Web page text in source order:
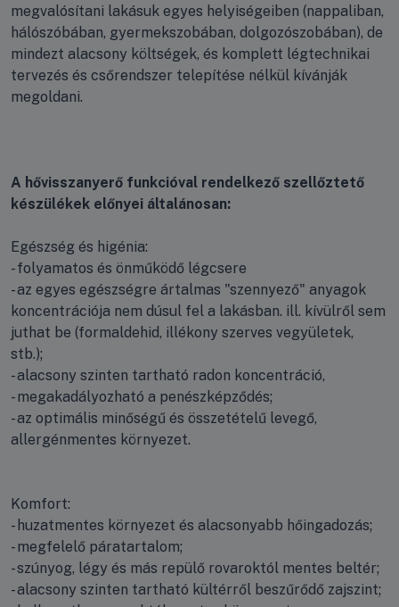
megvalósítani lakásuk egyes helyiségeiben (nappaliban,
hálószóbában, gyermekszobában, dolgozószobában), de
mindezt alacsony költségek, és komplett légtechnikai
tervezés és csőrendszer telepítése nélkül kívánják
megoldani.
A hővisszanyerő funkcióval rendelkező szellőztető
készülékek előnyei általánosan:
Egészség és higénia:
- folyamatos és önműködő légcsere
- az egyes egészségre ártalmas "szennyező" anyagok
koncentrációja nem dúsul fel a lakásban. ill. kívülről sem
juthat be (formaldehid, illékony szerves vegyületek,
stb.);
- alacsony szinten tartható radon koncentráció,
- megakadályozható a penészképződés;
- az optimális minőségű és összetételű levegő,
allergénmentes környezet.
Komfort:
- huzatmentes környezet és alacsonyabb hőingadozás;
- megfelelő páratartalom;
- szúnyog, légy és más repülő rovaroktól mentes beltér;
- alacsony szinten tartható kültérről beszűrődő zajszint;